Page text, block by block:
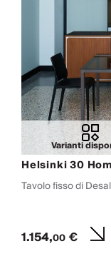
Varianti
Helsinki 30
Tavolo fisso di
1.154,00€